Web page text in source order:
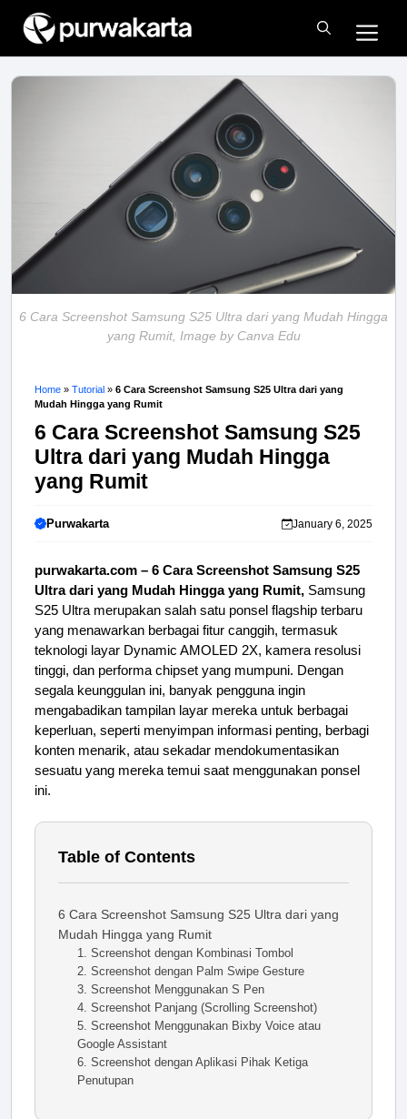
content
6 Cara Screenshot Samsung S25 Ultra dari yang Mudah Hingga
yang Rumit, Image by Canva Edu
Home » Tutorial » 6 Cara Screenshot Samsung S25 Ultra dari yang
Mudah Hingga yang Rumit
6 Cara Screenshot Samsung S25
Ultra dari yang Mudah Hingga
yang Rumit
Purwakarta January 6, 2025
purwakarta.com – 6 Cara Screenshot Samsung S25
Ultra dari yang Mudah Hingga yang Rumit, Samsung
S25 Ultra merupakan salah satu ponsel flagship terbaru
yang menawarkan berbagai fitur canggih, termasuk
teknologi layar Dynamic AMOLED 2X, kamera resolusi
tinggi, dan performa chipset yang mumpuni. Dengan
segala keunggulan ini, banyak pengguna ingin
mengabadikan tampilan layar mereka untuk berbagai
keperluan, seperti menyimpan informasi penting, berbagi
konten menarik, atau sekadar mendokumentasikan
sesuatu yang mereka temui saat menggunakan ponsel
ini.
Table of Contents
6 Cara Screenshot Samsung S25 Ultra dari yang
Mudah Hingga yang Rumit
1. Screenshot dengan Kombinasi Tombol
2. Screenshot dengan Palm Swipe Gesture
3. Screenshot Menggunakan S Pen
4. Screenshot Panjang (Scrolling Screenshot)
5. Screenshot Menggunakan Bixby Voice atau
Google Assistant
6. Screenshot dengan Aplikasi Pihak Ketiga
Penutupan